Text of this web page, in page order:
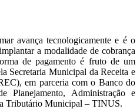
avança tecnologicamente e é o
a modalidade de cobrança
de pagamento é fruto de um
Secretaria Municipal da Receita e
em parceria com o Banco do
Planejamento, Administração e
Tributário Municipal – TINUS.